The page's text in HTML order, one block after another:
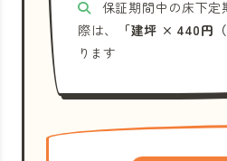
保証期間中の床下定
際は、
「建坪 × 440円
ります